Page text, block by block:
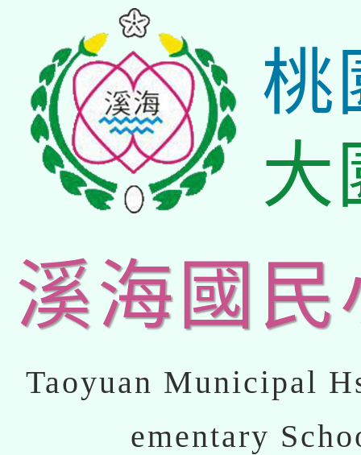
桃
大
溪海國民
Taoyuan Municipal
ementary